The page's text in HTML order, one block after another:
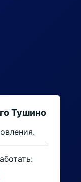
Тушино